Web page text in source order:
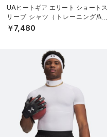
UAヒートギア エリート ショートス
リーブ シャツ（トレーニング/ME
N）
￥7,480